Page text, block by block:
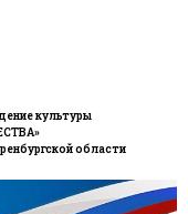
культуры
области